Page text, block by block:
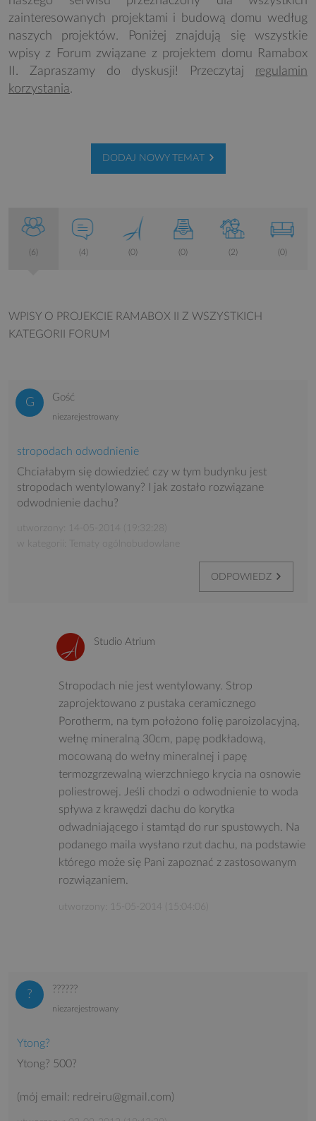
zainteresowanych projektami i budową domu według
naszych projektów. Poniżej znajdują się wszystkie
wpisy z Forum związane z projektem domu Ramabox
II. Zapraszamy do dyskusji! Przeczytaj regulamin
korzystania.
DODAJ NOWY TEMAT
(6) (4) (0) (0) (2) (0)
WPISY O PROJEKCIE RAMABOX II Z WSZYSTKICH
KATEGORII FORUM
Gość
niezarejestrowany
stropodach odwodnienie
Chciałabym się dowiedzieć czy w tym budynku jest
stropodach wentylowany? I jak zostało rozwiązane
odwodnienie dachu?
utworzony: 14-05-2014 (19:32:28)
w kategorii: Tematy ogólnobudowlane
ODPOWIEDZ
Studio Atrium
Stropodach nie jest wentylowany. Strop
zaprojektowano z pustaka ceramicznego
Porotherm, na tym położono folię paroizolacyjną,
wełnę mineralną 30cm, papę podkładową,
mocowaną do wełny mineralnej i papę
termozgrzewalną wierzchniego krycia na osnowie
poliestrowej. Jeśli chodzi o odwodnienie to woda
spływa z krawędzi dachu do korytka
odwadniającego i stamtąd do rur spustowych. Na
podanego maila wysłano rzut dachu, na podstawie
którego może się Pani zapoznać z zastosowanym
rozwiązaniem.
utworzony: 15-05-2014 (15:04:06)
??????
niezarejestrowany
Ytong?
Ytong? 500?
(mój email: redreiru@gmail.com)